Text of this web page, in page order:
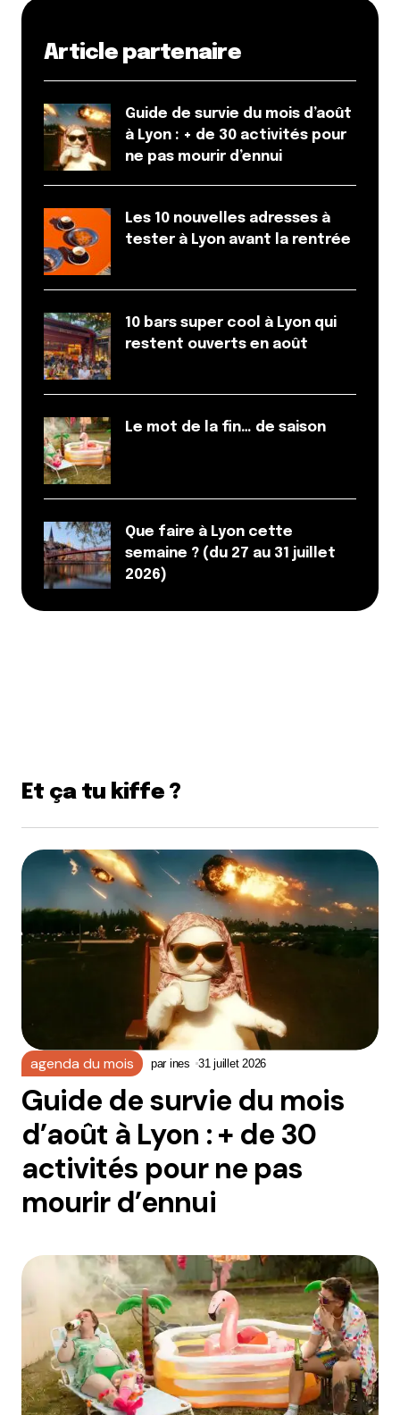
Article partenaire
Guide de survie du mois d’août
à Lyon : + de 30 activités pour
ne pas mourir d’ennui
Les 10 nouvelles adresses à
tester à Lyon avant la rentrée
10 bars super cool à Lyon qui
restent ouverts en août
Le mot de la fin… de saison
Que faire à Lyon cette
semaine ? (du 27 au 31 juillet
2026)
Et ça tu kiffe ?
agenda du mois par ines 31 juillet 2026
Guide de survie du mois
d’août à Lyon : + de 30
activités pour ne pas
mourir d’ennui